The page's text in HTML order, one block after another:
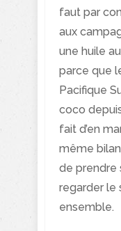
faut par
aux
une huile
parce que
Pacifique
coco
fait d’en
même
de prendre
regarder le
ensemble.